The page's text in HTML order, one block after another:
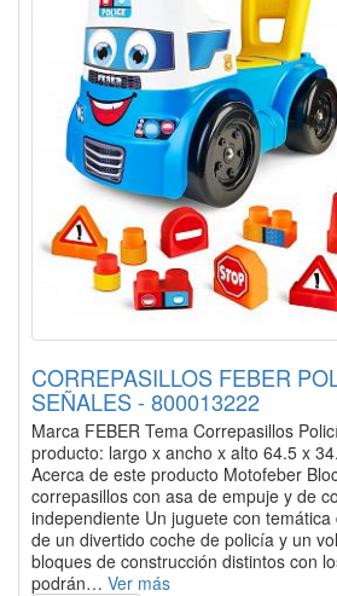
CORREPASILLOS FEBER
SEÑALES - 800013222
Marca FEBER Tema Correpasillos
producto: largo x ancho x alto 64.5 x
Acerca de este producto Motofeber
correpasillos con asa de empuje y de
independiente Un juguete con
de un divertido coche de policía y un
bloques de construcción distintos con
podrán… Ver más